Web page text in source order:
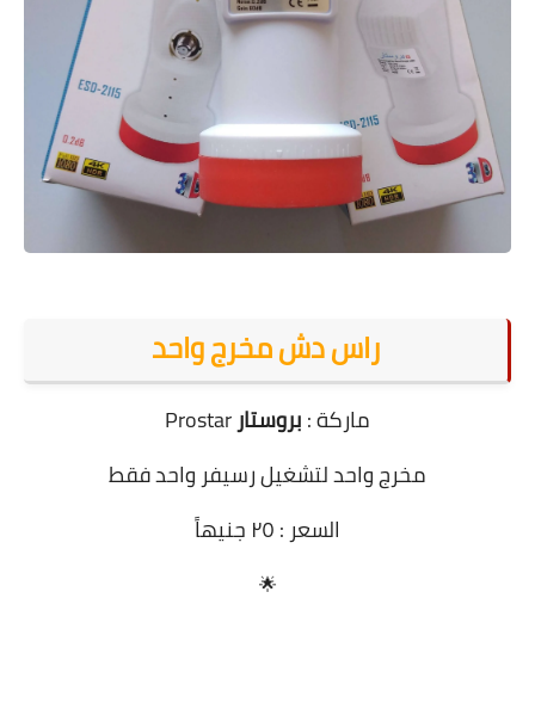
راس دش مخرج واحد
ماركة :بروستار
مخرج واحد لتشغيل رسيفر واحد فقط
السعر : ٢٥ جنيهاً
🌟